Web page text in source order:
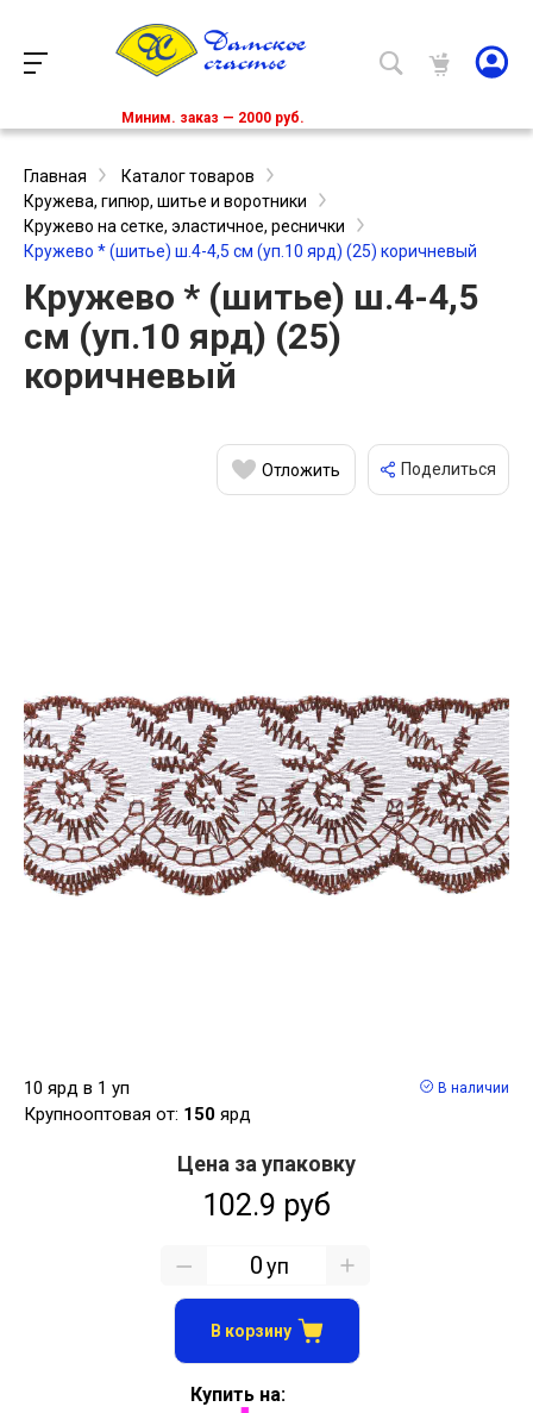
Миним. заказ — 2000 руб.
Главная
Каталог товаров
Кружева, гипюр, шитье и воротники
Кружево на сетке, эластичное, реснички
Кружево * (шитье) ш.4-4,5 см (уп.10 ярд) (25) коричневый
Кружево * (шитье) ш.4-4,5
см (уп.10 ярд) (25)
коричневый
Отложить Поделиться
10 ярд в 1 уп
Крупнооптовая от: 150 ярд
В наличии
Цена за упаковку
102.9 руб
уп
В корзину
Купить на: